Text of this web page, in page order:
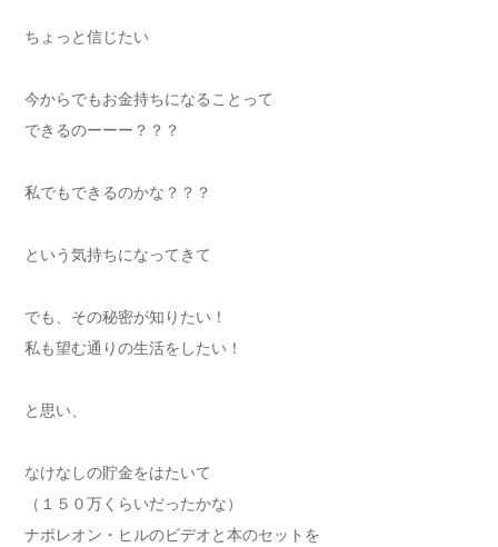
ちょっと信じたい
今からでもお金持ちになることって
できるのーーー？？？
私でもできるのかな？？？
という気持ちになってきて
でも、その秘密が知りたい！
私も望む通りの生活をしたい！
と思い、
なけなしの貯金をはたいて
（１５０万くらいだったかな）
ナポレオン・ヒルのビデオと本のセットを